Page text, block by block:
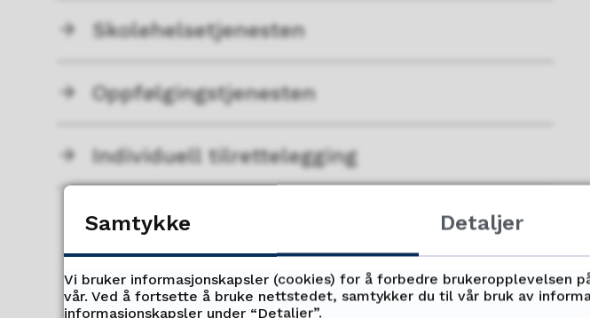
Skolehelsetjenesten
Oppfølgingstjenesten
Individuell tilrettelegging
Fant du det
Samtykke Detaljer
Vi bruker informasjonskapsler (cookies) for å forbedre brukeropplevelsen
vår. Ved å fortsette å bruke nettstedet, samtykker du til vår bruk av
informasjonskapsler under “Detaljer”.